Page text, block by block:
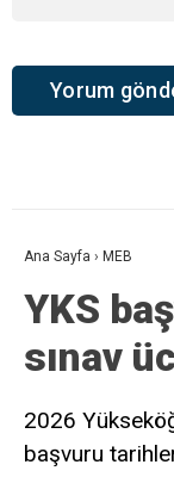
Ana Sayfa › MEB
YKS
sınav
2026
başvuru